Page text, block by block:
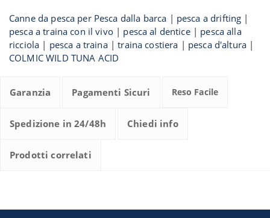
Canne da pesca per Pesca dalla barca | pesca a drifting |
pesca a traina con il vivo| pesca al dentice| pesca alla
ricciola | pesca a traina|traina costiera | pesca d'altura |
COLMIC WILD TUNA ACID
Garanzia Pagamenti Sicuri Reso Facile
Spedizione in 24/48h Chiedi info
Prodotti correlati